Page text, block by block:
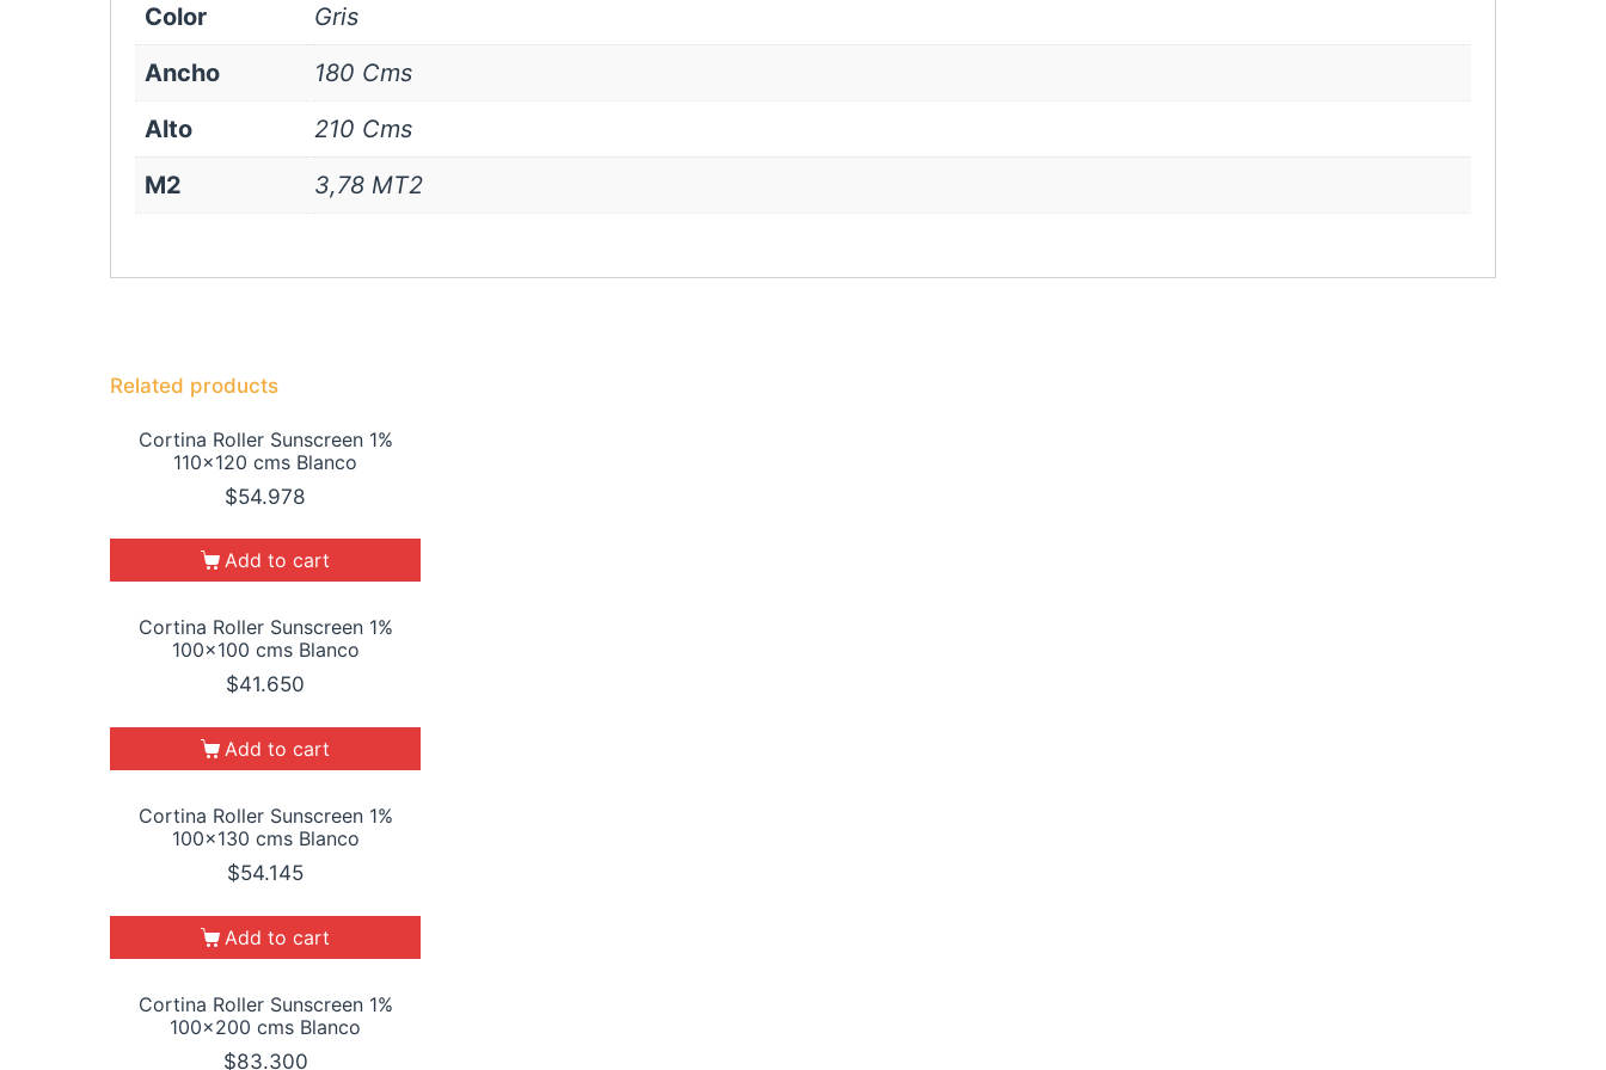
Color
Gris
Ancho
180 Cms
Alto
210 Cms
M2
3,78 MT2
Related products
Cortina Roller Sunscreen 1%
110×120 cms Blanco
$54.978
Add to cart
Cortina Roller Sunscreen 1%
100×100 cms Blanco
$41.650
Add to cart
Cortina Roller Sunscreen 1%
100×130 cms Blanco
$54.145
Add to cart
Cortina Roller Sunscreen 1%
100×200 cms Blanco
$83.300